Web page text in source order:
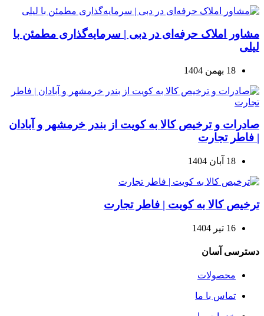
مشاور املاک حرفه‌ای در دبی | سرمایه‌گذاری مطمئن با
لیلی
18 بهمن 1404
صادرات و ترخیص کالا به کویت از بندر خرمشهر و آبادان
| فاطر تجارت
18 آبان 1404
ترخیص کالا به کویت | فاطر تجارت
16 تیر 1404
دسترسی آسان
محصولات
تماس با ما